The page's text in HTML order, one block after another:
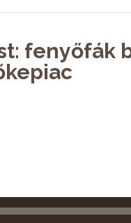
fenyőfák